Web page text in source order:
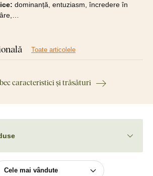
dominanță, entuziasm, încredere în
Toate articolele
caracteristici și trăsături